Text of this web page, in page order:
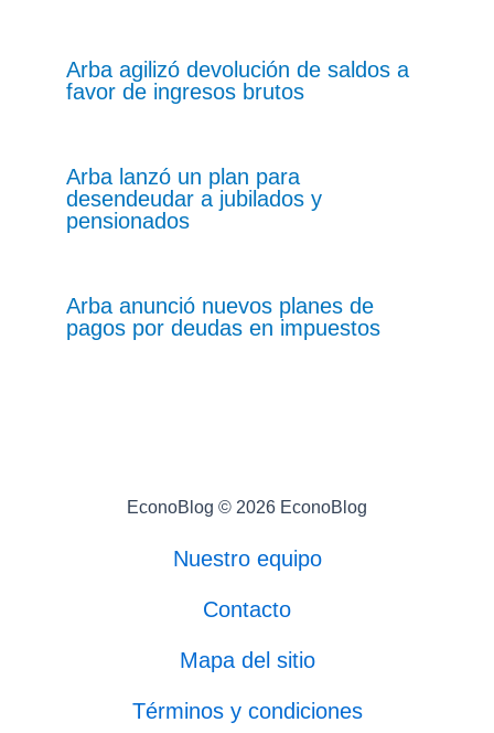
Arba agilizó devolución de saldos a
favor de ingresos brutos
Arba lanzó un plan para
desendeudar a jubilados y
pensionados
Arba anunció nuevos planes de
pagos por deudas en impuestos
EconoBlog © 2026 EconoBlog
Nuestro equipo
Contacto
Mapa del sitio
Términos y condiciones